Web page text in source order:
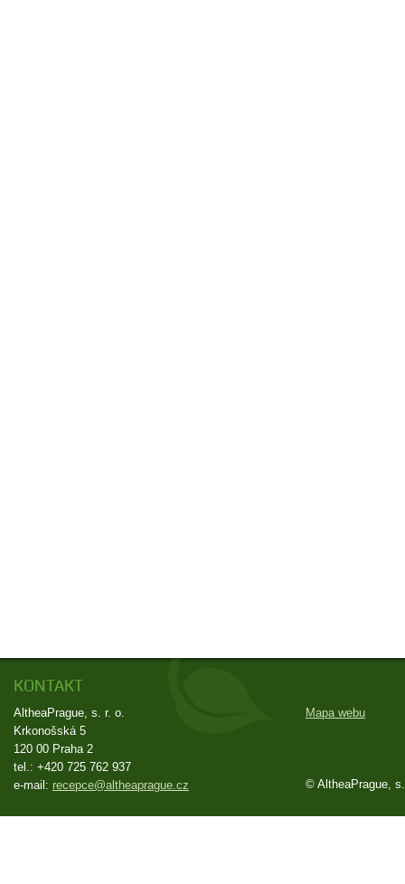
KONTAKT
AltheaPrague, s. r. o.
Krkonošská 5
120 00 Praha 2
tel.: +420 725 762 937
e-mail: zc.eugarpaehtla@ecpecer
Mapa webu
© AltheaPrague,